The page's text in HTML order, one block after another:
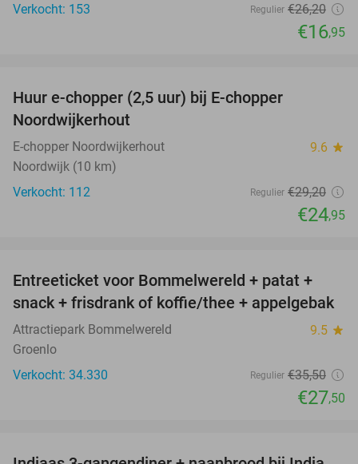
Verkocht: 153
Regulier €26,20
€16,95
Huur e-chopper (2,5 uur) bij E-chopper
Noordwijkerhout
E-chopper Noordwijkerhout 9.6 star
Noordwijk (10 km)
Verkocht: 112
Regulier €29,20
€24,95
23%
Entreeticket voor Bommelwereld + patat +
snack + frisdrank of koffie/thee + appelgebak
Attractiepark Bommelwereld 9.5 star
Groenlo
Verkocht: 34.330
Regulier €35,50
€27,50